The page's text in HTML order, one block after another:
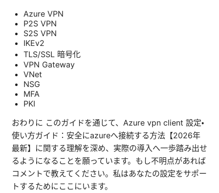
Azure VPN
P2S VPN
S2S VPN
IKEv2
TLS/SSL 暗号化
VPN Gateway
VNet
NSG
MFA
PKI
おわりに このガイドを通じて、Azure vpn client 設定・
使い方ガイド：安全にazureへ接続する方法【2026年
最新】に関する理解を深め、実際の導入へ一歩踏み出せ
るようになることを願っています。もし不明点があれば
コメントで教えてください。私はあなたの設定をサポー
トするためにここにいます。